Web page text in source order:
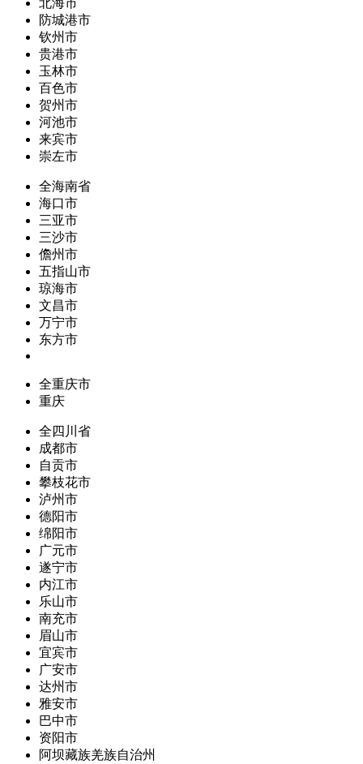
北海市
防城港市
钦州市
贵港市
玉林市
百色市
贺州市
河池市
来宾市
崇左市
全海南省
海口市
三亚市
三沙市
儋州市
五指山市
琼海市
文昌市
万宁市
东方市
全重庆市
重庆
全四川省
成都市
自贡市
攀枝花市
泸州市
德阳市
绵阳市
广元市
遂宁市
内江市
乐山市
南充市
眉山市
宜宾市
广安市
达州市
雅安市
巴中市
资阳市
阿坝藏族羌族自治州